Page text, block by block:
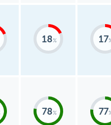
18 17
78 77